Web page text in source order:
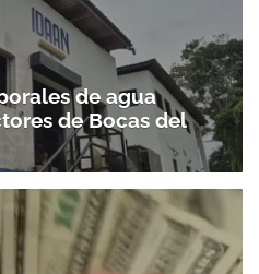
de agua
de Bocas del